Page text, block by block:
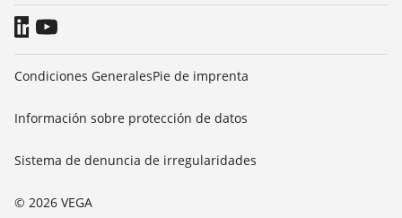
© 2026 VEGA
Condiciones GeneralesPie de imprenta
Información sobre protección de datos
Sistema de denuncia de irregularidades